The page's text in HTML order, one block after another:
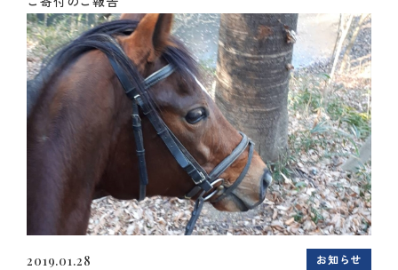
2019.01.28 お知らせ